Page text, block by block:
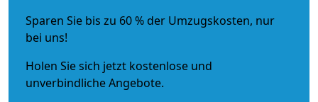
Sparen Sie bis zu 60 % der Umzugskosten, nur
bei uns!
Holen Sie sich jetzt kostenlose und
unverbindliche Angebote.